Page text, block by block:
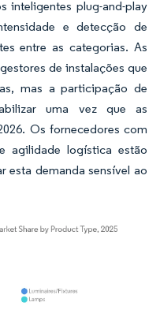
inteligentes plug-and-play
e detecção de
entre as categorias. As
de instalações que
mas a participação de
uma vez que as
Os fornecedores com
agilidade logística estão
esta demanda sensível ao